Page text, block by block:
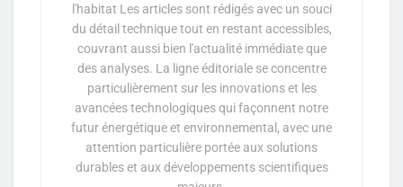
l'habitat Les articles sont rédigés avec un souci
du détail technique tout en restant accessibles,
couvrant aussi bien l'actualité immédiate que
des analyses. La ligne éditoriale se concentre
particulièrement sur les innovations et les
avancées technologiques qui façonnent notre
futur énergétique et environnemental, avec une
attention particulière portée aux solutions
durables et aux développements scientifiques